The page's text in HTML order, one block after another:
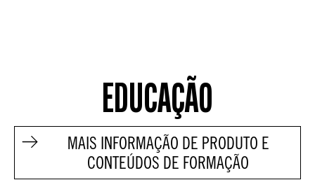
EDUCAÇÃO
MAIS INFORMAÇÃO DE PRODUTO E
CONTEÚDOS DE FORMAÇÃO